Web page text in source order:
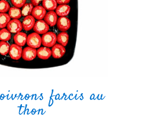
farcis au
thon